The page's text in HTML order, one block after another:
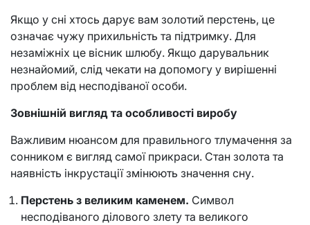
Якщо у сні хтось дарує вам золотий перстень, це
означає чужу прихильність та підтримку. Для
незаміжніх це вісник шлюбу. Якщо дарувальник
незнайомий, слід чекати на допомогу у вирішенні
проблем від несподіваної особи.
Зовнішній вигляд та особливості виробу
Важливим нюансом для правильного тлумачення за
сонником є вигляд самої прикраси. Стан золота та
наявність інкрустації змінюють значення сну.
Перстень з великим каменем. Символ
несподіваного ділового злету та великого